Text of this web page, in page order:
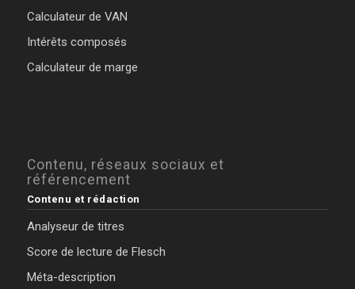
Calculateur de VAN
Intérêts composés
Calculateur de marge
Contenu, réseaux sociaux et
référencement
Contenu et rédaction
Analyseur de titres
Score de lecture de Flesch
Méta-description